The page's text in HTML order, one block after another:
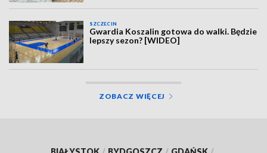
SZCZECIN
Gwardia Koszalin gotowa do walki. Będzie
lepszy sezon? [WIDEO]
ZOBACZ WIĘCEJ